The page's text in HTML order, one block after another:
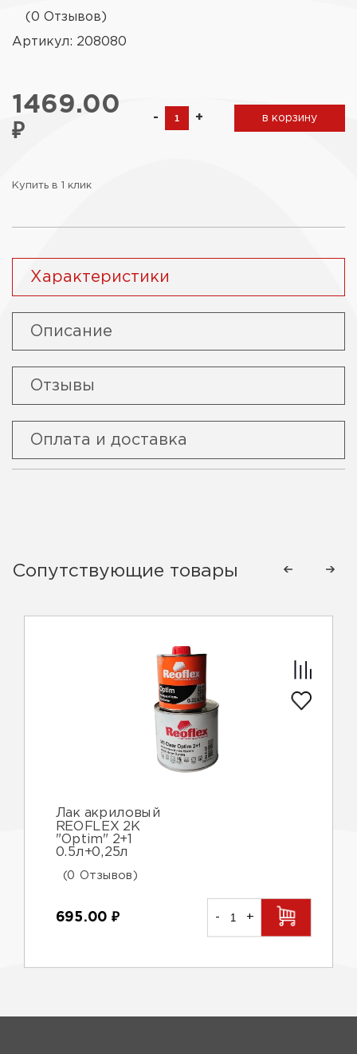
(0 Отзывов)
Артикул: 208080
1469.00
₽
- + в корзину
Купить в 1 клик
Характеристики
Описание
Отзывы
Оплата и доставка
Сопутствующие товары
Лак акриловый
REOFLEX 2K
"Optim" 2+1
0.5л+0,25л
(0 Отзывов)
695.00 ₽ - +